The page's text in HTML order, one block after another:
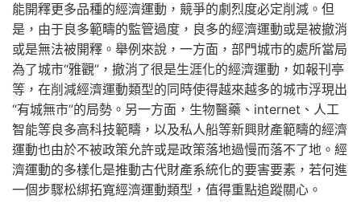
能開釋更多品種的經濟運動，競爭的劇烈度必定削減。但
是，由于良多範疇的監管過度，良多的經濟運動或是被撤消
或是無法被開釋。舉例來說，一方面，部門城市的處所當局
為了城市“雅觀”，撤消了很是生涯化的經濟運動，如報刊亭
等，在削減經濟運動類型的同時使得越來越多的城市浮現出
“有城無市”的局勢。另一方面，生物醫藥、internet、人工
智能等良多高科技範疇，以及私人船等新興財產範疇的經濟
運動也由於不被政策允許或是政策落地過慢而落不了地。經
濟運動的多樣化是推動古代財產系統化的要害要素，若何進
一個步驟松綁拓寬經濟運動類型，值得重點追蹤關心。